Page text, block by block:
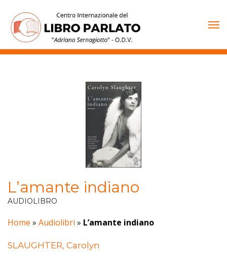
contenuto
L’amante indiano
AUDIOLIBRO
Home » Audiolibri » L’amante indiano
SLAUGHTER, Carolyn